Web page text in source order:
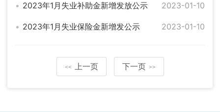
2023年1月失业补助金新增发放公示 2023-01-10
2023年1月失业保险金新增发公示 2023-01-10
<< 上一页 下一页 >>